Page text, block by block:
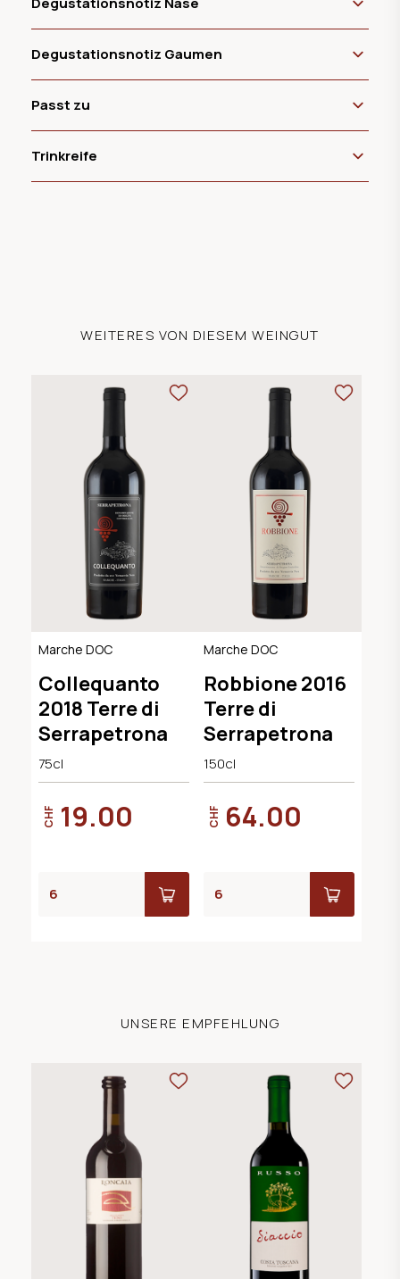
Degustationsnotiz Gaumen
Passt zu
Trinkreife
WEITERES VON DIESEM WEINGUT
Marche DOC
Collequanto
2018 Terre di
Serrapetrona
75cl
CHF 19.00
Marche DOC
Robbione 2016
Terre di
Serrapetrona
150cl
CHF 64.00
UNSERE EMPFEHLUNG